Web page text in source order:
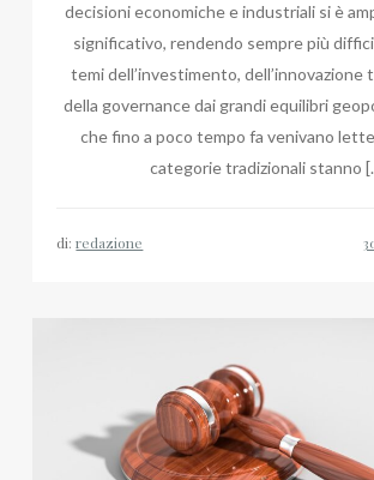
decisioni economiche e industriali si è
significativo, rendendo sempre più
temi dell’investimento, dell’innovazione
della governance dai grandi equilibri
che fino a poco tempo fa venivano
categorie tradizionali stanno
di:redazione